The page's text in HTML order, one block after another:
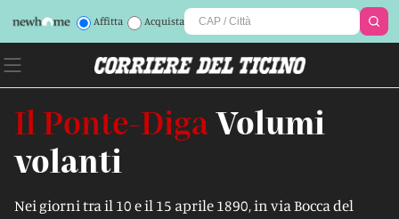
Affitta Acquista
Il Ponte-DigaVolumi
volanti
Nei giorni tra il 10 e il 15 aprile 1890, in via Bocca del